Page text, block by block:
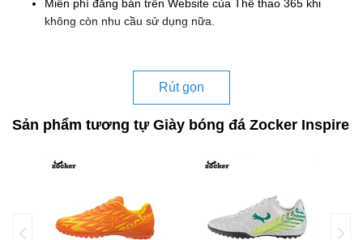
Miễn phí đăng bán trên Website của Thể thao 365 khi
không còn nhu cầu sử dụng nữa.
Rút gọn
Sản phẩm tương tự Giày bóng đá Zocker Inspire